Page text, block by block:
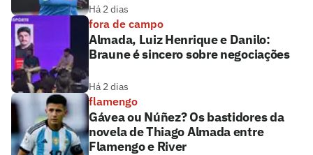
Há 2 dias
fora de campo
Almada, Luiz Henrique e Danilo:
Braune é sincero sobre negociações
Há 2 dias
flamengo
Gávea ou Núñez? Os bastidores da
novela de Thiago Almada entre
Flamengo e River